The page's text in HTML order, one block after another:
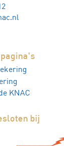
KNAC
bij